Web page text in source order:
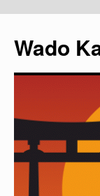
Wado